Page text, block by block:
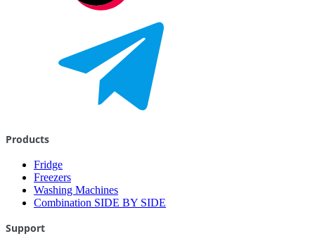
Products
Fridge
Freezers
Washing Machines
Combination SIDE BY SIDE
Support